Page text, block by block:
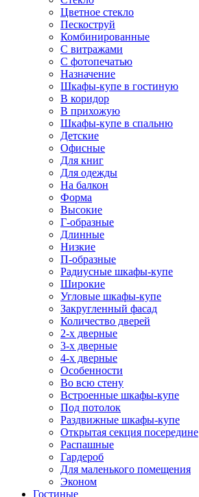
Цветное стекло
Пескоструй
Комбинированные
С витражами
С фотопечатью
Назначение
Шкафы-купе в гостиную
В коридор
В прихожую
Шкафы-купе в спальню
Детские
Офисные
Для книг
Для одежды
На балкон
Форма
Высокие
Г-образные
Длинные
Низкие
П-образные
Радиусные шкафы-купе
Широкие
Угловые шкафы-купе
Закругленный фасад
Количество дверей
2-х дверные
3-х дверные
4-х дверные
Особенности
Во всю стену
Встроенные шкафы-купе
Под потолок
Раздвижные шкафы-купе
Открытая секция посередине
Распашные
Гардероб
Для маленького помещения
Эконом
Гостиные